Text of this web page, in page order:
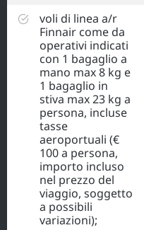
voli di linea a/r
Finnair come da
operativi indicati
con 1 bagaglio a
mano max 8 kg e
1 bagaglio in
stiva max 23 kg a
persona, incluse
tasse
aeroportuali (€
100 a persona,
importo incluso
nel prezzo del
viaggio, soggetto
a possibili
variazioni);